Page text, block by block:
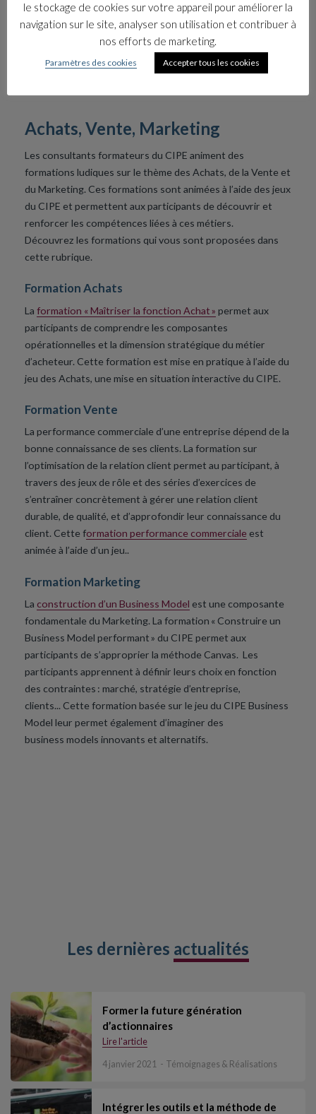
Achats, Vente, Marketing
Les consultants formateurs du CIPE animent des
formations ludiques sur le thème des Achats, de la Vente et
du Marketing. Ces formations sont animées à l’aide des jeux
du CIPE et permettent aux participants de découvrir et
renforcer les compétences liées à ces métiers.
Découvrez les formations qui vous sont proposées dans
cette rubrique.
FormationAchats
La formation « Maîtriser la fonction Achat » permet aux
participants de comprendre les composantes
opérationnelles et la dimension stratégique du métier
d’acheteur. Cette formation est mise en pratique à l’aide du
jeu des Achats, une mise en situation interactive du CIPE.
FormationVente
La performance commerciale d’une entreprise dépend de la
bonne connaissance de ses clients. La formation sur
l’optimisation de la relation client permet au participant, à
travers des jeux de rôle et des séries d’exercices de
s’entraîner concrètement à gérer une relation client
durable, de qualité, et d’approfondir leur connaissance du
client. Cette formation performance commerciale est
animée à l’aide d’un jeu..
Formation Marketing
La construction d’un Business Model est une composante
fondamentale du Marketing. La formation « Construire un
Business Model performant » du CIPE permet aux
participants de s’approprier la méthode Canvas. Les
participants apprennent à définir leurs choix en fonction
des contraintes : marché, stratégie d’entreprise,
clients... Cette formation basée sur le jeu du CIPE Business
Model leur permet également d’imaginer des
business models innovants et alternatifs.
Les dernières actualités
Former la future génération
d’actionnaires
Lire l'article
4 janvier 2021 Témoignages & Réalisations
Intégrer les outils et la méthode de
le stockage de cookies sur votre appareil pour améliorer la
navigation sur le site, analyser son utilisation et contribuer à
nos efforts de marketing.
Paramètres des cookies Accepter tous les cookies